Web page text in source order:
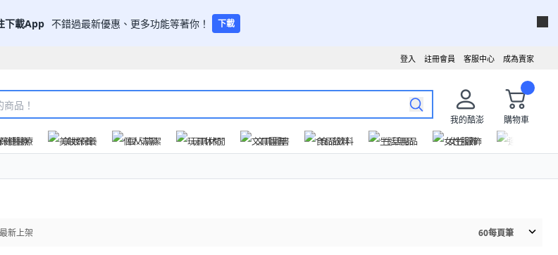
下載App 不錯過最新優惠、更多功能等著你！ 下載
成為賣家
客服中心
註冊會員
登入
我的酷澎
購物車
保健醫療 美妝保養 個人清潔 玩具休閒 文具圖書 食品飲料 生活用品 女性服飾
最新上架 60每頁筆